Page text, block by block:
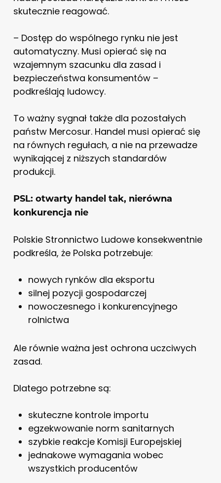
skutecznie reagować.
– Dostęp do wspólnego rynku nie jest
automatyczny. Musi opierać się na
wzajemnym szacunku dla zasad i
bezpieczeństwa konsumentów –
podkreślają ludowcy.
To ważny sygnał także dla pozostałych
państw Mercosur. Handel musi opierać się
na równych regułach, a nie na przewadze
wynikającej z niższych standardów
produkcji.
PSL: otwarty handel tak, nierówna
konkurencja nie
Polskie Stronnictwo Ludowe konsekwentnie
podkreśla, że Polska potrzebuje:
nowych rynków dla eksportu
silnej pozycji gospodarczej
nowoczesnego i konkurencyjnego
rolnictwa
Ale równie ważna jest ochrona uczciwych
zasad.
Dlatego potrzebne są:
skuteczne kontrole importu
egzekwowanie norm sanitarnych
szybkie reakcje Komisji Europejskiej
jednakowe wymagania wobec
wszystkich producentów